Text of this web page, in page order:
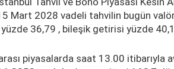
15 Mart 2028 vadeli tahvilin bugün
36,79 , bileşik getirisi yüzde
piyasalarda saat 13.00